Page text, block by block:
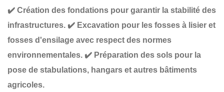
✔️ Création des fondations pour garantir la stabilité des
infrastructures. ✔️ Excavation pour les fosses à lisier et
fosses d'ensilage avec respect des normes
environnementales. ✔️ Préparation des sols pour la
pose de stabulations, hangars et autres bâtiments
agricoles.